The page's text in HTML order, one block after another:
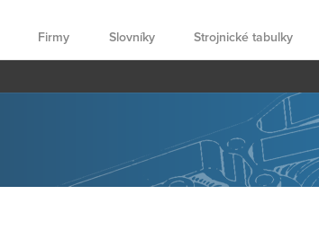
Firmy Slovníky Strojnické tabulky